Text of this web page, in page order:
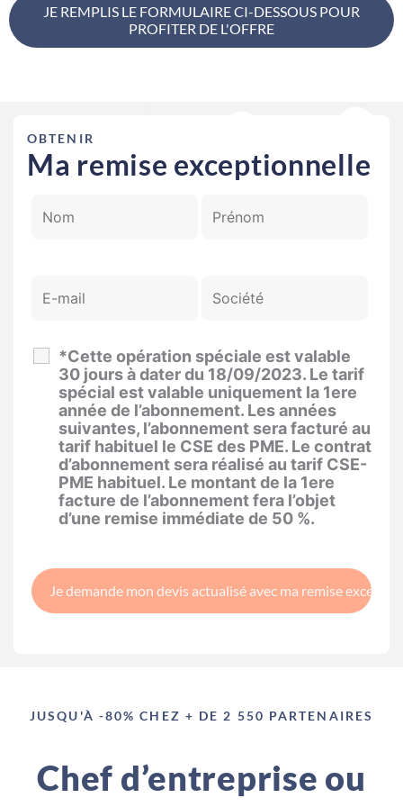
JE REMPLIS LE FORMULAIRE CI-DESSOUS POUR
PROFITER DE L'OFFRE
OBTENIR
Ma remise exceptionnelle
*Cette opération spéciale est valable
30 jours à dater du 18/09/2023. Le tarif
spécial est valable uniquement la 1ere
année de l’abonnement. Les années
suivantes, l’abonnement sera facturé au
tarif habituel le CSE des PME. Le contrat
d’abonnement sera réalisé au tarif CSE-
PME habituel. Le montant de la 1ere
facture de l’abonnement fera l’objet
d’une remise immédiate de 50 %.
JUSQU'À -80% CHEZ + DE 2 550 PARTENAIRES
Chef d’entreprise ou